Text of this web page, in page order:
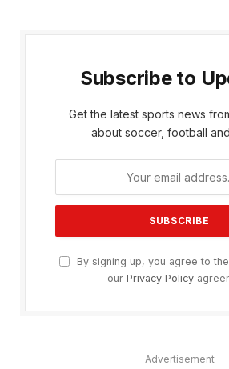
Subscribe to
Get the latest sports news
about soccer, football
By signing up, you agree to
our Privacy Policy
Advertisement